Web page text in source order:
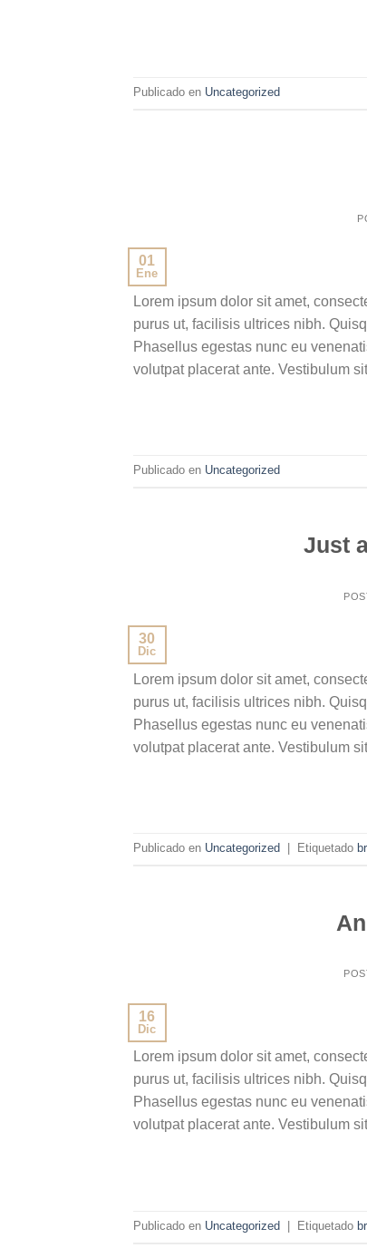
Publicado en Uncategorized
01
Ene
Lorem ipsum dolor sit amet,
purus ut, facilisis ultrices nibh.
Phasellus egestas nunc eu
volutpat placerat ante. Vestibulum
Publicado en Uncategorized
Just
30
Dic
Lorem ipsum dolor sit amet,
purus ut, facilisis ultrices nibh.
Phasellus egestas nunc eu
volutpat placerat ante. Vestibulum
Publicado en Uncategorized Etiquetado
16
Dic
Lorem ipsum dolor sit amet,
purus ut, facilisis ultrices nibh.
Phasellus egestas nunc eu
volutpat placerat ante. Vestibulum
Publicado en Uncategorized Etiquetado